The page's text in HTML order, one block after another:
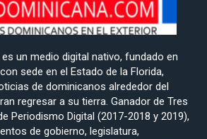
un medio digital nativo, fundado en
sede en el Estado de la Florida,
de dominicanos alrededor del
regresar a su tierra. Ganador de Tres
Periodismo Digital (2017-2018 y 2019),
de gobierno, legislatura,